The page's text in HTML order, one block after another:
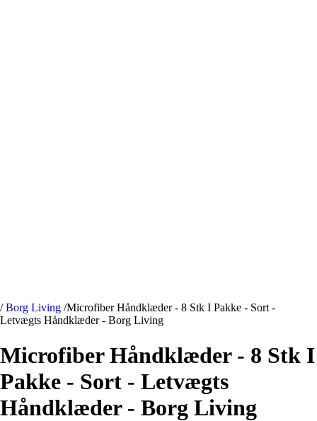
/ Borg Living /Microfiber Håndklæder - 8 Stk I Pakke - Sort -
Letvægts Håndklæder - Borg Living
Microfiber Håndklæder - 8 Stk I
Pakke - Sort - Letvægts
Håndklæder - Borg Living